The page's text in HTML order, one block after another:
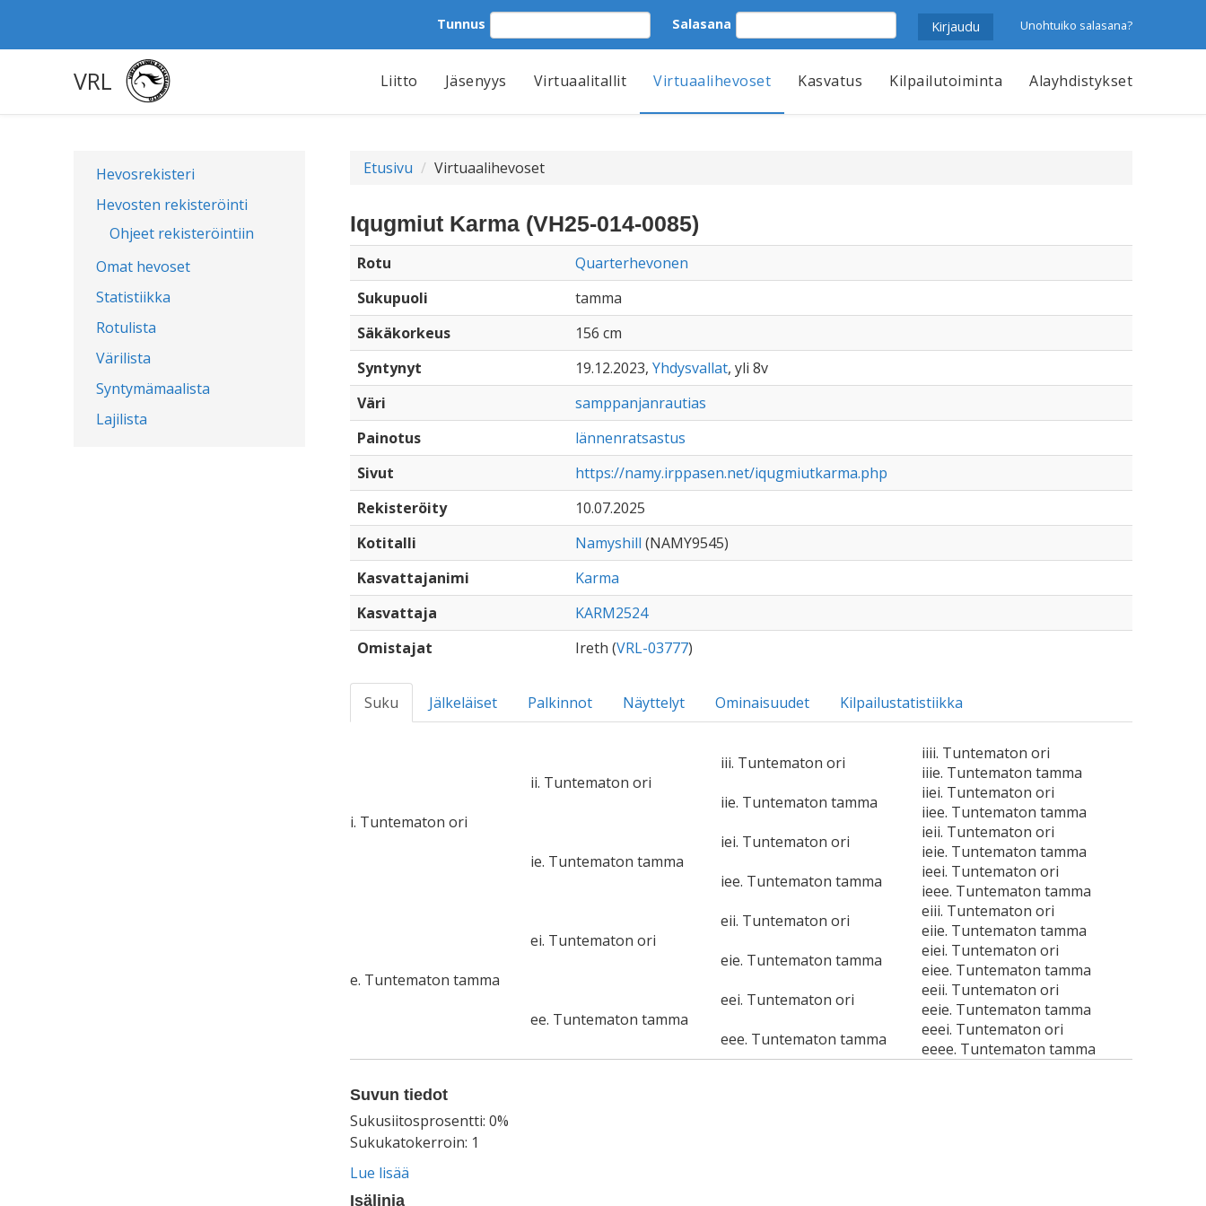
Tunnus Salasana Unohtuiko salasana?
VRL Liitto Jäsenyys Virtuaalitallit Virtuaalihevoset Kasvatus Kilpailutoiminta Alayhdistykset
Hevosrekisteri
Hevosten rekisteröinti
Ohjeet rekisteröintiin
Omat hevoset
Statistiikka
Rotulista
Värilista
Syntymämaalista
Lajilista
Etusivu Virtuaalihevoset
Iqugmiut Karma (VH25-014-0085)
Rotu
Quarterhevonen
Sukupuoli
tamma
Säkäkorkeus
156 cm
Syntynyt
19.12.2023, Yhdysvallat, yli 8v
Väri
samppanjanrautias
Painotus
lännenratsastus
Sivut
https://namy.irppasen.net/iqugmiutkarma.php
Rekisteröity
10.07.2025
Kotitalli
Namyshill (NAMY9545)
Kasvattajanimi
Karma
Kasvattaja
KARM2524
Omistajat
Ireth (VRL-03777)
Suku Jälkeläiset Palkinnot Näyttelyt Ominaisuudet Kilpailustatistiikka
i. Tuntematon ori
ii. Tuntematon ori
iii. Tuntematon ori
iiii. Tuntematon ori
iiie. Tuntematon tamma
iie. Tuntematon tamma
iiei. Tuntematon ori
iiee. Tuntematon tamma
ie. Tuntematon tamma
iei. Tuntematon ori
ieii. Tuntematon ori
ieie. Tuntematon tamma
iee. Tuntematon tamma
ieei. Tuntematon ori
ieee. Tuntematon tamma
e. Tuntematon tamma
ei. Tuntematon ori
eii. Tuntematon ori
eiii. Tuntematon ori
eiie. Tuntematon tamma
eie. Tuntematon tamma
eiei. Tuntematon ori
eiee. Tuntematon tamma
ee. Tuntematon tamma
eei. Tuntematon ori
eeii. Tuntematon ori
eeie. Tuntematon tamma
eee. Tuntematon tamma
eeei. Tuntematon ori
eeee. Tuntematon tamma
Suvun tiedot
Sukusiitosprosentti: 0%
Sukukatokerroin: 1
Lue lisää
Isälinja